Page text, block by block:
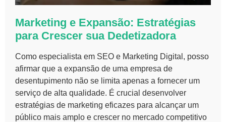
Marketing e Expansão: Estratégias
para Crescer sua Dedetizadora
Como especialista em SEO e Marketing Digital , posso
afirmar que a expansão de uma empresa de
desentupimento não se limita apenas a fornecer um
serviço de alta qualidade. É crucial desenvolver
estratégias de marketing eficazes para alcançar um
público mais amplo e crescer no mercado competitivo